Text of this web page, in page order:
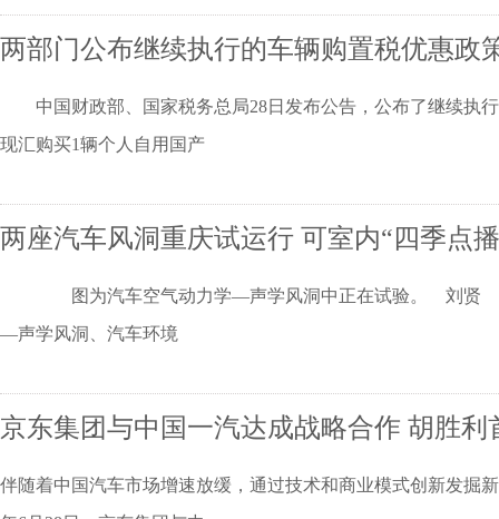
两部门公布继续执行的车辆购置税优惠政
中国财政部、国家税务总局28日发布公告，公布了继续
现汇购买1辆个人自用国产
两座汽车风洞重庆试运行 可室内“四季点
图为汽车空气动力学—声学风洞中正在试验。 刘贤 摄
—声学风洞、汽车环境
京东集团与中国一汽达成战略合作 胡胜利
伴随着中国汽车市场增速放缓，通过技术和商业模式创新发